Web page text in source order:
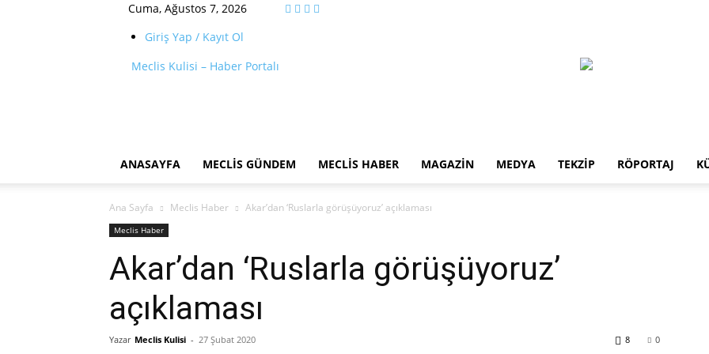
Cuma, Ağustos 7, 2026
Giriş Yap / Kayıt Ol
Meclis Kulisi – Haber Portalı
ANASAYFA MECLIS GÜNDEM MECLIS HABER MAGAZIN MEDYA TEKZIP RÖPORTAJ
Ana Sayfa Meclis Haber Akar’dan ‘Ruslarla görüşüyoruz’ açıklaması
Meclis Haber
Akar’dan ‘Ruslarla görüşüyoruz’
açıklaması
Yazar Meclis Kulisi - 27 Şubat 2020 0
8